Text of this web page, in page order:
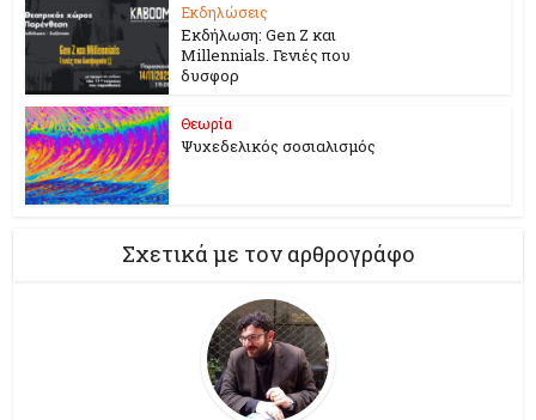
Εκδηλώσεις
Εκδήλωση: Gen Z και
Millennials. Γενιές που
δυσφορ
Θεωρία
Ψυχεδελικός σοσιαλισμός
Σχετικά με τον αρθρογράφο